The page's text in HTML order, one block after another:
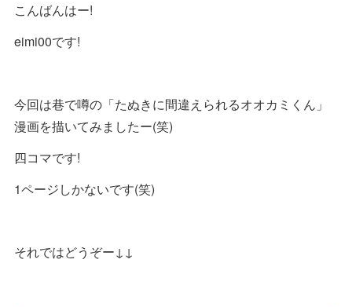
こんばんはー!
eimi00です!
今回は巷で噂の「たぬきに間違えられるオオカミくん」
漫画を描いてみましたー(笑)
四コマです!
1ページしかないです(笑)
それではどうぞー↓↓